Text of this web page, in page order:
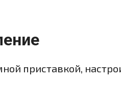
приставкой,